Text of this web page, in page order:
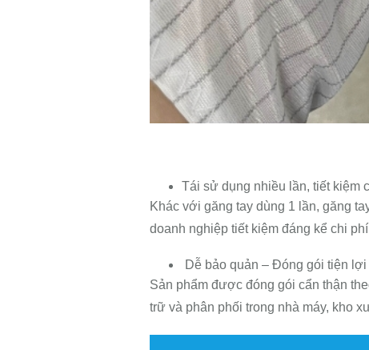
Tái sử dụng nhiều lần, tiết kiệm
Khác với găng tay dùng 1 lần, găng
doanh nghiệp tiết kiệm đáng kể chi
Dễ bảo quản – Đóng gói tiện lợi
Sản phẩm được đóng gói cẩn thận
trữ và phân phối trong nhà máy, kho